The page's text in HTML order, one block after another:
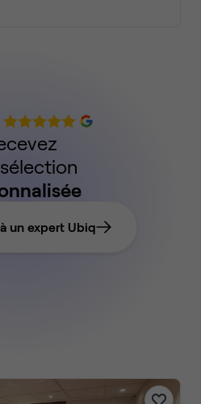
un expert Ubiq